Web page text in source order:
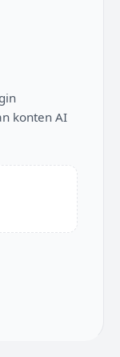
konten AI